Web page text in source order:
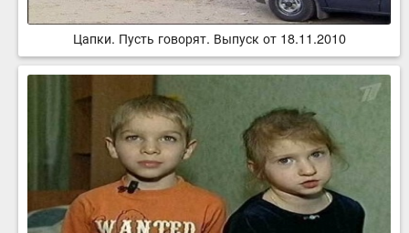
Цапки. Пусть говорят. Выпуск от 18.11.2010